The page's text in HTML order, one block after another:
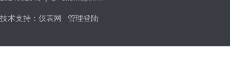
技术支持： 仪表网 管理登陆